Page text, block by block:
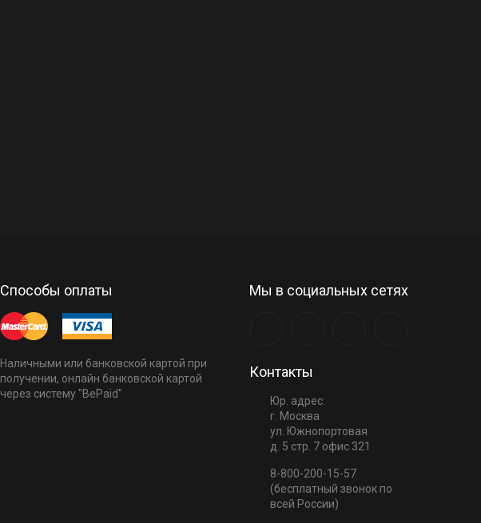
Способы оплаты
Наличными или банковской картой при
получении, онлайн банковской картой
через систему "BePaid"
Мы в социальных сетях
Контакты
Юр. адрес:
г. Москва
ул. Южнопортовая
д. 5 стр. 7 офис 321
8-800-200-15-57
(бесплатный звонок по
всей России)